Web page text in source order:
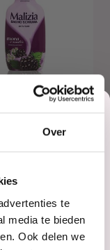
Over
te
media te bieden
Ook delen we
Bath
Mora e